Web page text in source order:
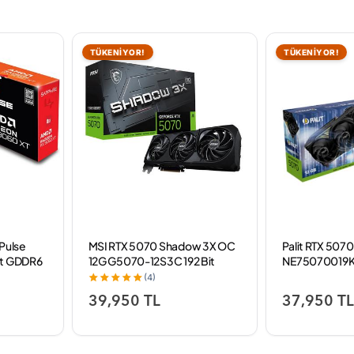
GDDR6
TÜKENİYOR!
MSI RTX 5070 Shadow 3X OC
12G G5070-12S3C 192 Bit
GDDR7 12 GB Ekran Kartı
(4)
39,950 TL
TÜKENİYOR!
Palit RTX
37,950 TL